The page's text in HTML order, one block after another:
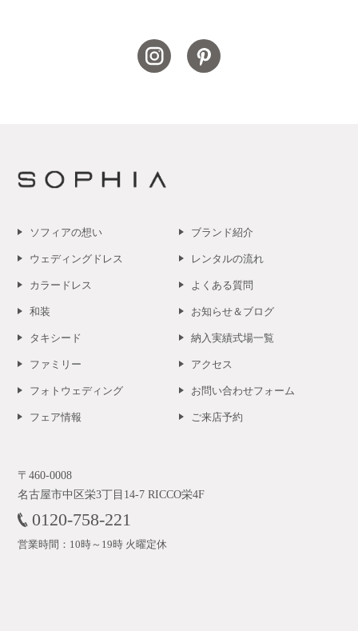
ソフィアの想い
ウェディングドレス
カラードレス
和装
タキシード
ファミリー
フォトウェディング
フェア情報
ブランド紹介
レンタルの流れ
よくある質問
お知らせ＆ブログ
納入実績式場一覧
アクセス
お問い合わせフォーム
ご来店予約
〒460-0008
名古屋市中区栄3丁目14-7 RICCO栄4F
0120-758-221
営業時間：10時～19時 火曜定休